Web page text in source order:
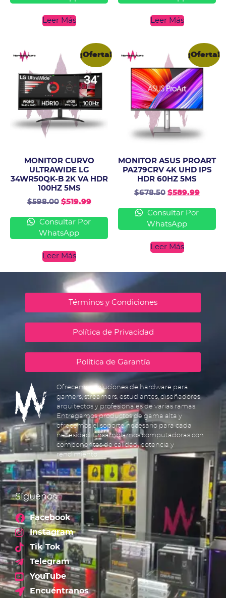
Leer Más Leer Más
¡Oferta!
MONITOR CURVO
ULTRAWIDE LG
34WR50QK-B 2K VA HDR
100HZ 5MS
$598.00 $519.99
Consultar Por
WhatsApp
Leer Más
¡Oferta!
MONITOR ASUS PROART
PA279CRV 4K UHD IPS
HDR 60HZ 5MS
$678.50 $589.99
Consultar Por
WhatsApp
Leer Más
Términos y Condiciones
Política de Privacidad
Política de Garantía
Ofrecemos soluciones de hardware para
gamers, streamers, estudiantes, diseñadores,
arquitectos y profesionales de varias ramas.
Entregamos productos de gama alta y
ofrecemos el soporte necesario para cada
necesidad. Ensamblamos computadoras con
componentes de calidad, potencia y
rendimiento.
Síguenos
Facebook
Instagram
Tik Tok
Telegram
YouTube
Encuéntranos